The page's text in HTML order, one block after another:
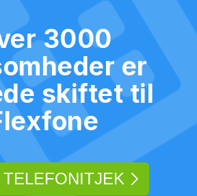
3000
er
skiftet til